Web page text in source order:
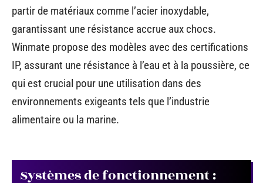
partir de matériaux comme l’acier inoxydable,
garantissant une résistance accrue aux chocs.
Winmate propose des modèles avec des certifications
IP, assurant une résistance à l’eau et à la poussière, ce
qui est crucial pour une utilisation dans des
environnements exigeants tels que l’industrie
alimentaire ou la marine.
Systèmes de fonctionnement :